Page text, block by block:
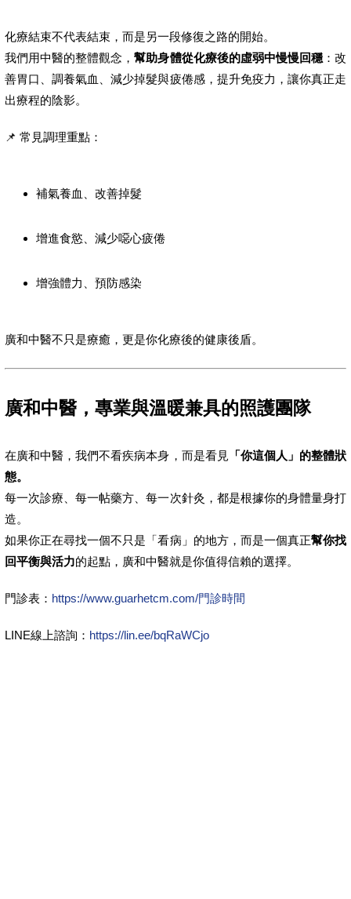
化療結束不代表結束，而是另一段修復之路的開始。
我們用中醫的整體觀念，幫助身體從化療後的虛弱中慢慢回穩：改
善胃口、調養氣血、減少掉髮與疲倦感，提升免疫力，讓你真正走
出療程的陰影。
📌 常見調理重點：
補氣養血、改善掉髮
增進食慾、減少噁心疲倦
增強體力、預防感染
廣和中醫不只是療癒，更是你化療後的健康後盾。
廣和中醫，專業與溫暖兼具的照護團隊
在廣和中醫，我們不看疾病本身，而是看見 「你這個人」的整體狀
態。
每一次診療、每一帖藥方、每一次針灸，都是根據你的身體量身打
造。
如果你正在尋找一個不只是「看病」的地方，而是一個真正幫你找
回平衡與活力的起點，廣和中醫就是你值得信賴的選擇。
門診表： https://www.guarhetcm.com/門診時間
LINE線上諮詢： https://lin.ee/bqRaWCjo